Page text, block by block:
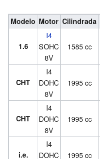
Modelo Motor Cilindrada
1.6
I4
SOHC
8V
1585 cc
CHT
I4
DOHC
8V
1995 cc
CHT
I4
DOHC
8V
1995 cc
i.e.
I4
DOHC
1995 cc